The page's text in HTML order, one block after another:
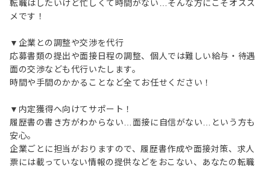
転職はしたいけど忙しくて時間がない…そんな方にこそオスス
メです！
▼企業との調整や交渉を代行
応募書類の提出や面接日程の調整、個人では難しい給与・待遇
面の交渉なども代行いたします。
時間や手間のかかることなど全てお任せください！
▼内定獲得へ向けてサポート！
履歴書の書き方がわからない…面接に自信がない…という方も
安心。
企業ごとに担当がおりますので、履歴書作成や面接対策、求人
票には載っていない情報の提供などをおこない、あなたの転職